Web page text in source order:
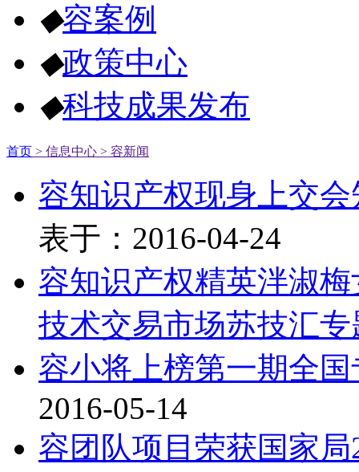
◆容案例
◆政策中心
◆科技成果发布
首页 > 信息中心 > 容新闻
容知识产权现身上交
表于：2016-04-24
容知识产权精英泮淑
技术交易市场苏技汇
容小将上榜第一期全
2016-05-14
容团队项目荣获国家